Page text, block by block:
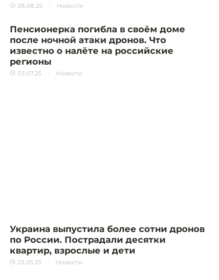
28.08.25 Новости
Пенсионерка погибла в своём доме
после ночной атаки дронов. Что
известно о налёте на российские
регионы
03.07.25 Новости
Украина выпустила более сотни дронов
по России. Пострадали десятки
квартир, взрослые и дети
23.05.25 Новости